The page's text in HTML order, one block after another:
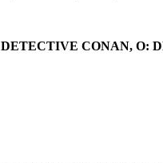
DETECTIVE CONAN, O: